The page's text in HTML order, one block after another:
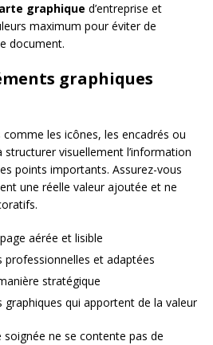
graphique d’entreprise et
maximum pour éviter de
document.
graphiques
les icônes, les encadrés ou
structurer visuellement l’information
points importants. Assurez-vous
une réelle valeur ajoutée et ne
aérée et lisible
professionnelles et adaptées
stratégique
graphiques qui apportent de la valeur
ne se contente pas de